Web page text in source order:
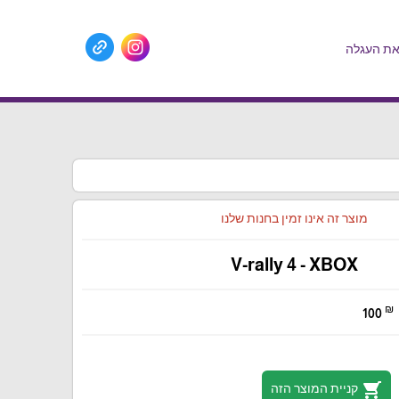
את העגלה
מוצר זה אינו זמין בחנות שלנו
V-rally 4 - XBOX
100 ₪
shopping_cart קניית המוצר הזה